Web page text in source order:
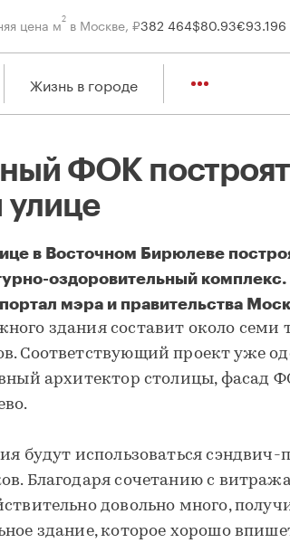
цена м2в Москве, ₽382 464$80.93€93.196
Жизнь в городе
ФОК
в Восточном Бирюлеве
оздоровительный
мэра и правительства
на Липецкой улице
здания составит около семи
Соответствующий проект уже
архитектор столицы, фасад
будут использоваться сэндвич-
Благодаря сочетанию с
довольно много,
здание, которое хорошо